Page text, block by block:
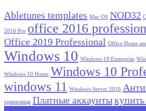
Abletunes templates Mac OS NOD32
2016 Pro office 2016
Office 2019 Professional Office Home
Windows 10 Windows 10 Enterprise
Windows 10 Home Windows 10
windows 11 Windows Server 2016
хранилища Платные аккаунты